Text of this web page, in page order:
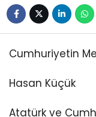
Cumhuriyetin
Hasan Küçük
Atatürk ve